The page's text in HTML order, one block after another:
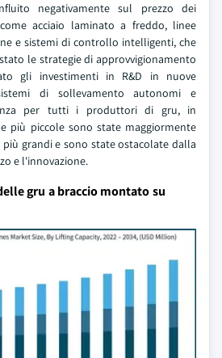
negativamente sul prezzo dei
acciaio laminato a freddo, linee
e sistemi di controllo intelligenti, che
le strategie di approvvigionamento
gli investimenti in R&D in nuove
di sollevamento autonomi e
per tutti i produttori di gru, in
più piccole sono state maggiormente
grandi e sono state ostacolate dalla
e l'innovazione.
gru a braccio montato su